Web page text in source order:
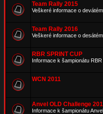
Team Rally 2015
Veškeré informace o
Team Rally 2016
Veškeré informace o
RBR SPRINT CUP
Informace k šampionátu
WCN 2011
Anvel OLD Challenge
Informace k šampionátu